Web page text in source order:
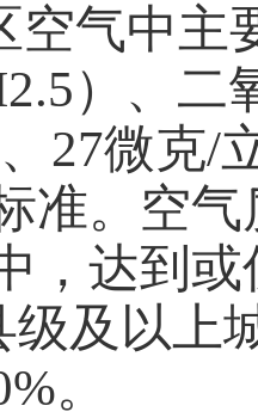
空气中主
）、二
27微克/
准。空
，达到
级及以上
。